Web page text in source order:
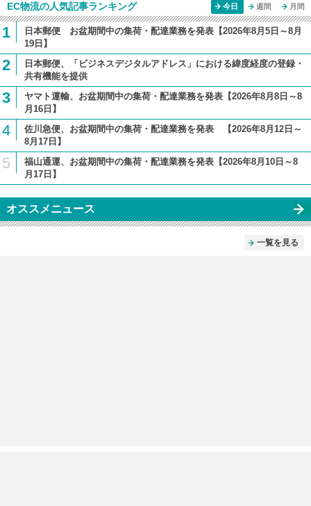
EC物流の人気記事ランキング 今日 週間 月間
1
日本郵便 お盆期間中の集荷・配達業務を発表【2026年8月5日～8月
19日】
2
日本郵便、「ビジネスデジタルアドレス」における緯度経度の登録・
共有機能を提供
3
ヤマト運輸、お盆期間中の集荷・配達業務を発表【2026年8月8日～8
月16日】
4
佐川急便、お盆期間中の集荷・配達業務を発表 【2026年8月12日～
8月17日】
5
福山通運、お盆期間中の集荷・配達業務を発表【2026年8月10日～8
月17日】
オススメニュース
一覧を見る